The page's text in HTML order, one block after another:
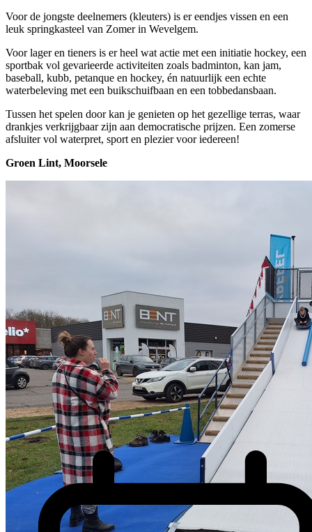
Voor de jongste deelnemers (kleuters) is er eendjes vissen en een
leuk springkasteel van Zomer in Wevelgem.
Voor lager en tieners is er heel wat actie met een initiatie hockey, een
sportbak vol gevarieerde activiteiten zoals badminton, kan jam,
baseball, kubb, petanque en hockey, én natuurlijk een echte
waterbeleving met een buikschuifbaan en een tobbedansbaan.
Tussen het spelen door kan je genieten op het gezellige terras, waar
drankjes verkrijgbaar zijn aan democratische prijzen. Een zomerse
afsluiter vol waterpret, sport en plezier voor iedereen!
Groen Lint, Moorsele